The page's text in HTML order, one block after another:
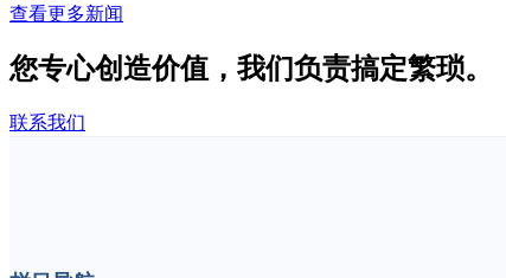
查看更多新闻
您专心创造价值， 我们负责搞定繁琐。
联系我们